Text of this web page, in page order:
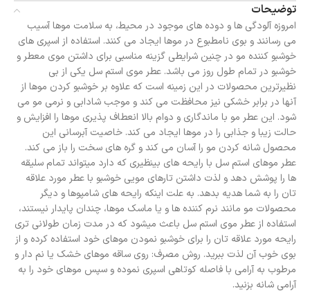
توضیحات
امروزه آلودگی ها و دوده های موجود در محیط، به سلامت موها آسیب
می رسانند و بوی نامطبوع در موها ایجاد می کنند. استفاده از اسپری های
خوشبو کننده مو در چنین شرایطی گزینه مناسبی برای داشتن موی معطر و
خوشبو در تمام طول روز می باشد. عطر موی استم سل یکی از بی
نظیرترین محصولات در این زمینه است که علاوه بر خوشبو کردن موها از
آنها در برابر خشکی نیز محافظت می کند و موجب شادابی و نرمی مو می
شود. این عطر مو با ماندگاری و دوام بالا انعطاف پذیری موها را افزایش و
حالت زیبا و جذابی را در موها ایجاد می کند. خاصیت آبرسانی این
محصول شانه کردن مو را آسان می کند و گره های سخت را باز می کند.
عطر موهای استم سل با رایحه های بینظیری که دارد میتواند تمام سلیقه
ها را پوشش دهد و لذت داشتن تارهای مویی خوشبو با عطر مورد علاقه
تان را به شما هدیه بدهد. به علت اینکه رایحه های شامپوها و دیگر
محصولات مو مانند نرم کننده ها و یا ماسک موها، چندان پایدار نیستند،
استفاده از عطر موی استم سل باعث میشود که در مدت زمان طولانی تری
رایحه مورد علاقه تان را برای خوشبو نمودن موهای خود استفاده کرده و از
بوی خوب آن لذت ببرید. روش مصرف: روی ساقه موهای خشک یا نم دار و
مرطوب به آرامی با فاصله کوتاهی اسپری نموده و سپس موهای خود را به
آرامی شانه بزنید.